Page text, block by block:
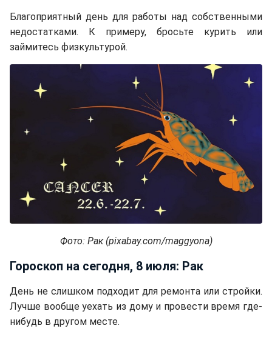
Благоприятный день для работы над собственными
недостатками. К примеру, бросьте курить или
займитесь физкультурой.
Фото: Рак (pixabay.com/maggyona)
Гороскоп на сегодня, 8 июля: Рак
День не слишком подходит для ремонта или стройки.
Лучше вообще уехать из дому и провести время где-
нибудь в другом месте.